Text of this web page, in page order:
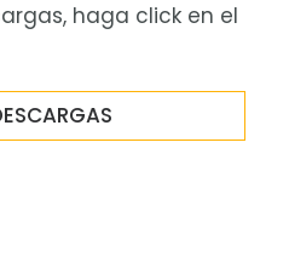
haga click en el